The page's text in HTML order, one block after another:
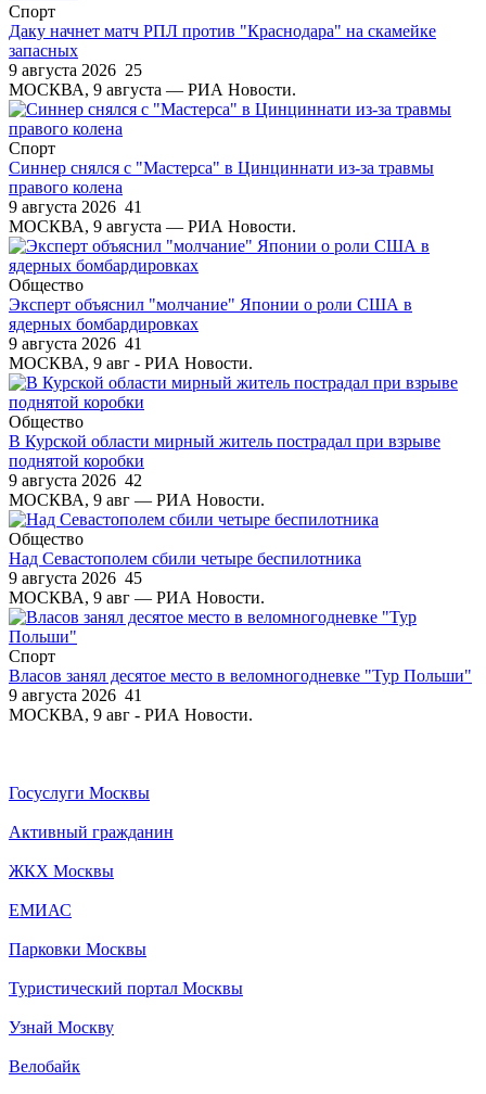
Спорт
Даку начнет матч РПЛ против "Краснодара" на скамейке
запасных
9 августа 2026 25
МОСКВА, 9 августа — РИА Новости.
Спорт
Синнер снялся с "Мастерса" в Цинциннати из-за травмы
правого колена
9 августа 2026 41
МОСКВА, 9 августа — РИА Новости.
Общество
Эксперт объяснил "молчание" Японии о роли США в
ядерных бомбардировках
9 августа 2026 41
МОСКВА, 9 авг - РИА Новости.
Общество
В Курской области мирный житель пострадал при взрыве
поднятой коробки
9 августа 2026 42
МОСКВА, 9 авг — РИА Новости.
Общество
Над Севастополем сбили четыре беспилотника
9 августа 2026 45
МОСКВА, 9 авг — РИА Новости.
Спорт
Власов занял десятое место в веломногодневке "Тур Польши"
9 августа 2026 41
МОСКВА, 9 авг - РИА Новости.
Госуслуги Москвы
Активный гражданин
ЖКХ Москвы
ЕМИАС
Парковки Москвы
Туристический портал Москвы
Узнай Москву
Велобайк